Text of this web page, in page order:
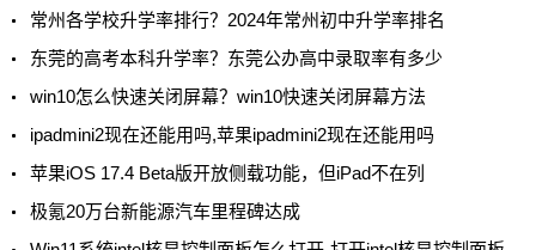
常州各学校升学率排行？2024年常州初中升学率排名
东莞的高考本科升学率？东莞公办高中录取率有多少
win10怎么快速关闭屏幕？win10快速关闭屏幕方法
ipadmini2现在还能用吗,苹果ipadmini2现在还能用吗
苹果iOS 17.4 Beta版开放侧载功能，但iPad不在列
极氪20万台新能源汽车里程碑达成